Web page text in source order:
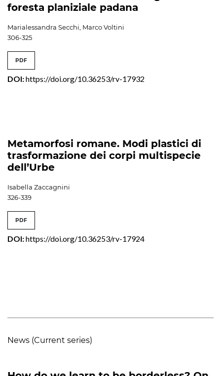
foresta planiziale padana
Marialessandra Secchi, Marco Voltini
306-325
PDF
DOI:https://doi.org/10.36253/rv-17932
Metamorfosi romane. Modi plastici di
trasformazione dei corpi multispecie
dell’Urbe
Isabella Zaccagnini
326-339
PDF
DOI:https://doi.org/10.36253/rv-17924
News (Current series)